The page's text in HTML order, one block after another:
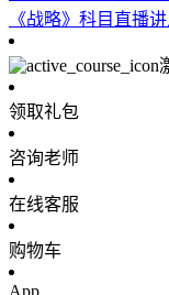
《战略》科目直播讲
领取礼包
咨询老师
在线客服
购物车
App